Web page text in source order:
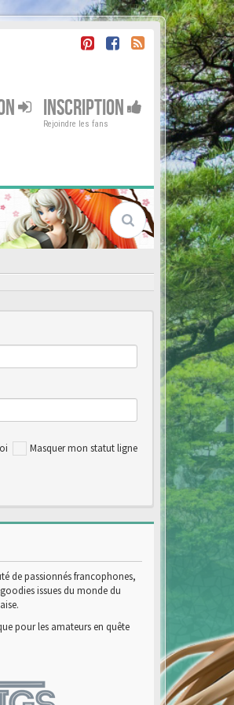
INSCRIPTION
Rejoindre les fans
Masquer mon statut ligne
de passionnés francophones,
issues du monde du
pour les amateurs en quête